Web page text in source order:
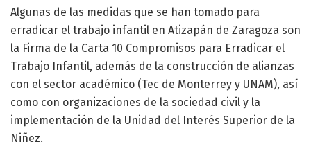
Algunas de las medidas que se han tomado para
erradicar el trabajo infantil en Atizapán de Zaragoza son
la Firma de la Carta 10 Compromisos para Erradicar el
Trabajo Infantil, además de la construcción de alianzas
con el sector académico (Tec de Monterrey y UNAM), así
como con organizaciones de la sociedad civil y la
implementación de la Unidad del Interés Superior de la
Niñez.